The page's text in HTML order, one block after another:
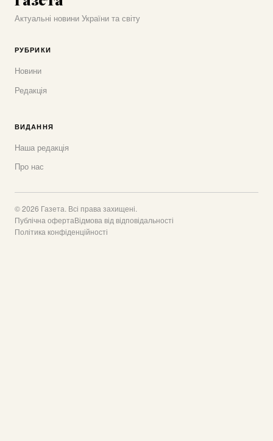
Актуальні новини України та світу
РУБРИКИ
Новини
Редакція
ВИДАННЯ
Наша редакція
Про нас
© 2026 Газета. Всі права захищені.
Публічна офертаВідмова від відповідальності
Політика конфіденційності